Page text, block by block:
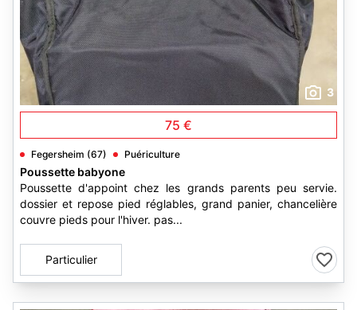
3
75 €
Fegersheim (67) Puériculture
Poussette babyone
Poussette d'appoint chez les grands parents peu servie.
dossier et repose pied réglables, grand panier, chancelière
couvre pieds pour l'hiver. pas...
Particulier